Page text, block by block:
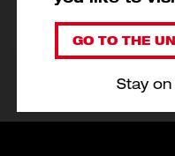
GO TO THE
Stay